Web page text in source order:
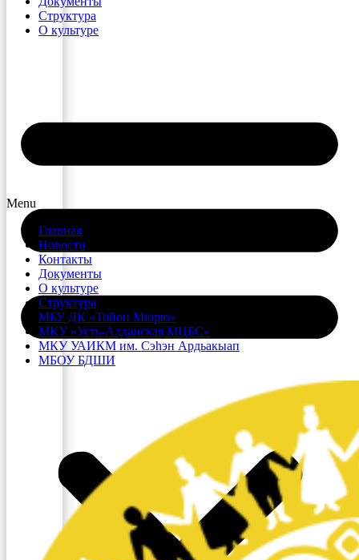
Menu
Главная
Новости
Контакты
Документы
О культуре
Структура
МБУ ДК «Тойон Мюрю»
МКУ «Усть-Алданская МЦБС»
МКУ УАИКМ им. Сэһэн Ардьакыап
МБОУ БДШИ
Структура
О культуре